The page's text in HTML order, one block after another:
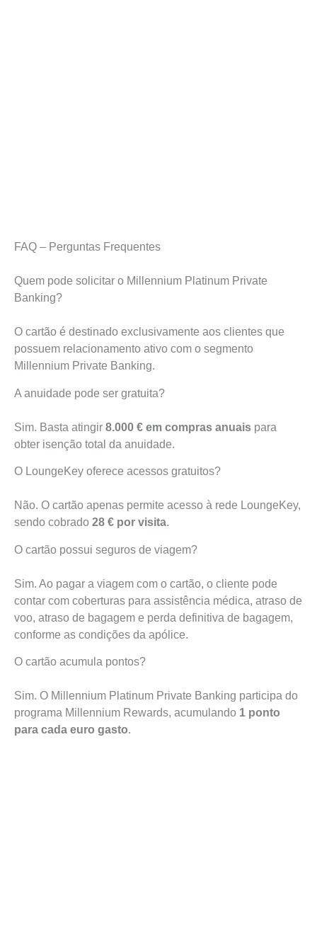
FAQ – Perguntas Frequentes
Quem pode solicitar o Millennium Platinum Private
Banking?
O cartão é destinado exclusivamente aos clientes que
possuem relacionamento ativo com o segmento
Millennium Private Banking.
A anuidade pode ser gratuita?
Sim. Basta atingir 8.000 € em compras anuais para
obter isenção total da anuidade.
O LoungeKey oferece acessos gratuitos?
Não. O cartão apenas permite acesso à rede LoungeKey,
sendo cobrado 28 € por visita.
O cartão possui seguros de viagem?
Sim. Ao pagar a viagem com o cartão, o cliente pode
contar com coberturas para assistência médica, atraso de
voo, atraso de bagagem e perda definitiva de bagagem,
conforme as condições da apólice.
O cartão acumula pontos?
Sim. O Millennium Platinum Private Banking participa do
programa Millennium Rewards, acumulando 1 ponto
para cada euro gasto.